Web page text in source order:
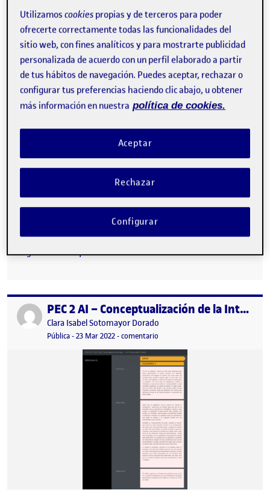
Publicado porConceptualización de la Interacción
Publicado por
Tomás Morató Pérez-Porro
Visibilidad:
Pública- Fecha de publicación
24 Mar 20225 abril, 2022 9:15 am
-1 comentarioen Conceptualización de la
PEC-2 Conceptualización de la interacción Introducción Esta
asignatura de Arquitectura de…
Publicado por PEC 2 AI – Conceptualización de la Interacción
Publicado por
Clara Isabel Sotomayor Dorado
Visibilidad:
Pública-Fecha de publicación
23 Mar 20224 abril, 2022 8:01 am
-comentario
Utilizamoscookies propias y de terceros para poder
ofrecerte correctamente todas las funcionalidades del
sitio web, con fines analíticos y para mostrarte publicidad
personalizada de acuerdo con un perfil elaborado a partir
de tus hábitos de navegación. Puedes aceptar, rechazar o
configurar tus preferencias haciendo clic abajo, u obtener
más información en nuestra política de cookies.
Rechazar
Aceptar
Configurar